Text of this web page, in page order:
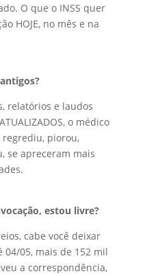
O que o INSS quer
HOJE, no mês e na
relatórios e laudos
o médico
regrediu, piorou,
se apreceram mais
estou livre?
cabe você deixar
04/05, mais de 152 mil
a correspondência,